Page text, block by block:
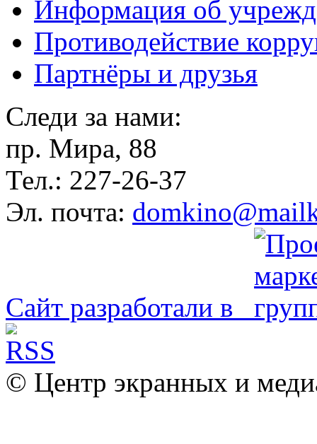
Информация об
Противодействие
Партнёры и друзья
Следи за нами:
пр. Мира, 88
Тел.: 227-26-37
Эл. почта:
Сайт разработали в
© Центр экранных и